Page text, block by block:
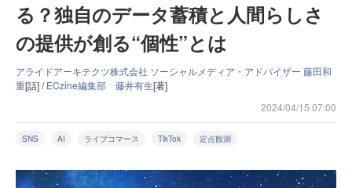
る？独自のデータ蓄積と人間らしさ
の提供が創る“個性”とは
アライドアーキテクツ株式会社 ソーシャルメディア・アドバイザー 藤田和
重[話] /ECzine編集部 藤井有生[著]
2024/04/15 07:00
SNS AI ライブコマース TikTok 定点観測